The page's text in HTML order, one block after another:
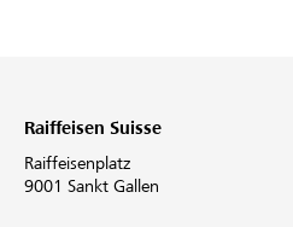
Raiffeisen Suisse
Raiffeisenplatz
9001 Sankt Gallen